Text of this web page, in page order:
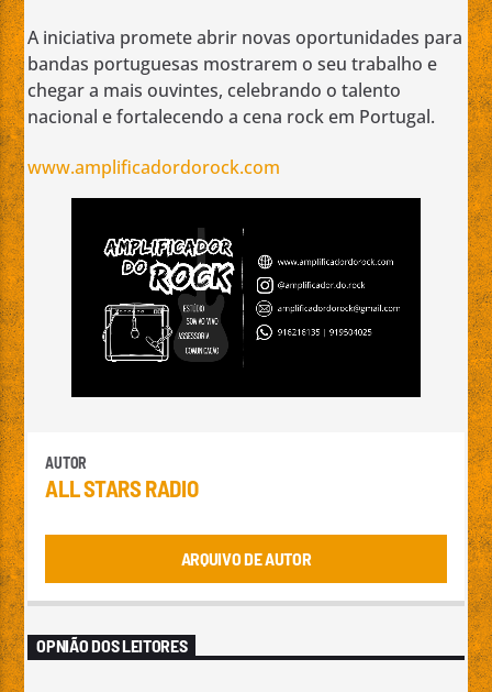
A iniciativa promete abrir novas oportunidades para
bandas portuguesas mostrarem o seu trabalho e
chegar a mais ouvintes, celebrando o talento
nacional e fortalecendo a cena rock em Portugal.
www.amplificadordorock.com
AUTOR
ALL STARS RADIO
ARQUIVO DE AUTOR
OPNIÃO DOS LEITORES